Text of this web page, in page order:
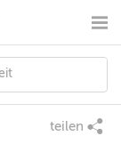
teilen